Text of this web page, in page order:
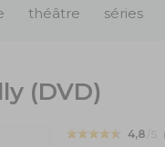
théâtre séries
(DVD)
4,8 /5